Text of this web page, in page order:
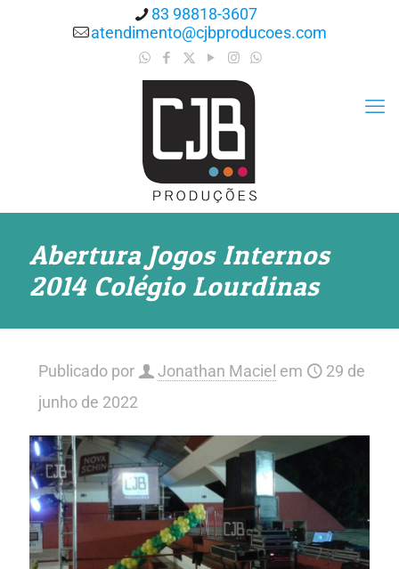
83 98818-3607
atendimento@cjbproducoes.com
Abertura Jogos Internos
2014 Colégio Lourdinas
Publicado por Jonathan Maciel em
29 de
junho de 2022